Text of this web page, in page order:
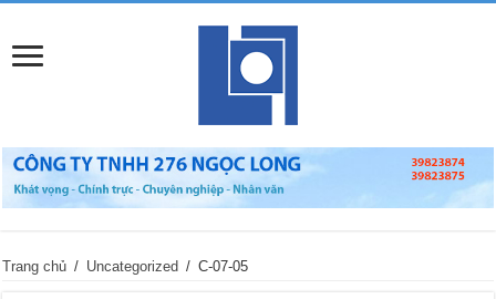
Trang chủ / Uncategorized / C-07-05